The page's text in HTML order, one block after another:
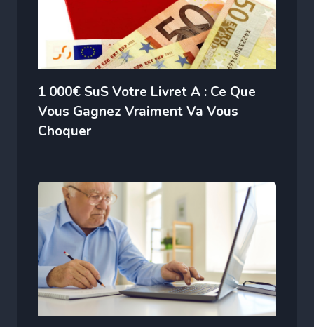
1 000€ SuS Votre Livret A : Ce Que
Vous Gagnez Vraiment Va Vous
Choquer